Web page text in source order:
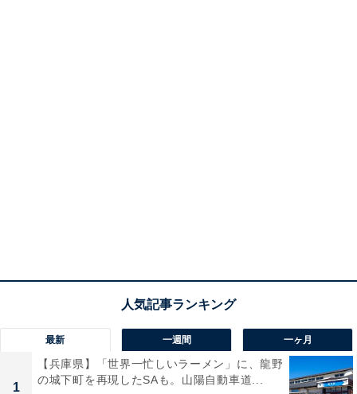
最新 一週間 一ヶ月
1
【兵庫県】「世界一忙しいラーメン」に、龍野
の城下町を再現したSAも。山陽自動車道...